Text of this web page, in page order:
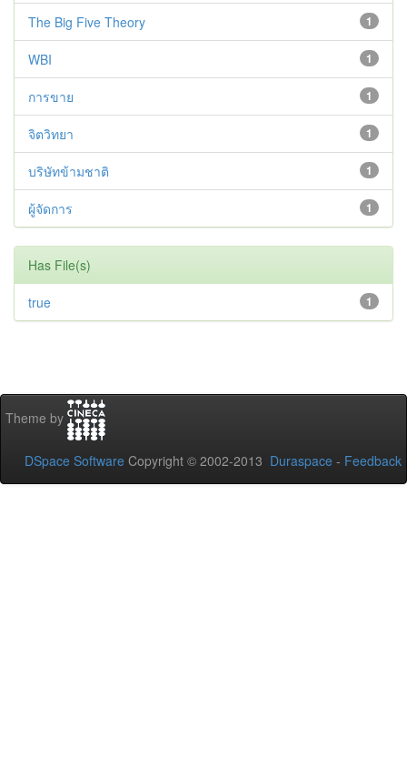
1
The Big Five Theory
1
WBI
1
การขาย
1
จิตวิทยา
1
บริษัทข้ามชาติ
1
ผู้จัดการ
Has File(s)
1
true
Theme by
DSpace Software Copyright © 2002-2013 Duraspace - Feedback